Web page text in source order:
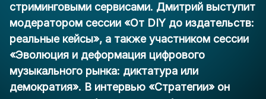
стриминговыми сервисами. Дмитрий выступит
модератором сессии «От DIY до издательств:
реальные кейсы», а также участником сессии
«Эволюция и деформация цифрового
музыкального рынка: диктатура или
демократия». В интервью «Стратегии»он